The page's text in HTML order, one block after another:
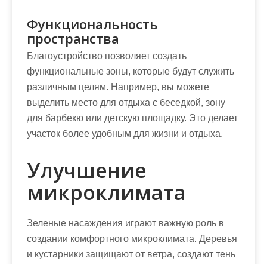
Функциональность
пространства
Благоустройство позволяет создать
функциональные зоны, которые будут служить
различным целям. Например, вы можете
выделить место для отдыха с беседкой, зону
для барбекю или детскую площадку. Это делает
участок более удобным для жизни и отдыха.
Улучшение
микроклимата
Зеленые насаждения играют важную роль в
создании комфортного микроклимата. Деревья
и кустарники защищают от ветра, создают тень